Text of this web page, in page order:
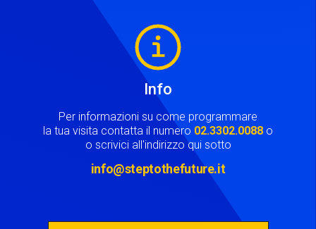
Info
Per informazioni su come programmare
la tua visita contatta il numero 02.3302.0088 o
o scrivici all'indirizzo qui sotto
info@steptothefuture.it